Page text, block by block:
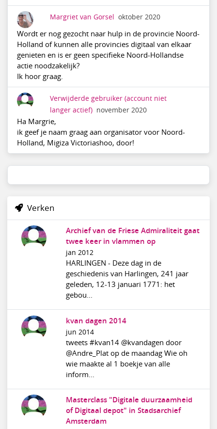
Margriet van Gorsel oktober 2020
Wordt er nog gezocht naar hulp in de provincie Noord-
Holland of kunnen alle provincies digitaal van elkaar
genieten en is er geen specifieke Noord-Hollandse
actie noodzakelijk?
Ik hoor graag.
Verwijderde gebruiker (account niet
langer actief) november 2020
Ha Margrie,
ik geef je naam graag aan organisator voor Noord-
Holland, Migiza Victoriashoo, door!
Verken
Archief van de Friese Admiraliteit gaat
twee keer in vlammen op
jan 2012
HARLINGEN - Deze dag in de
geschiedenis van Harlingen, 241 jaar
geleden, 12-13 januari 1771: het
gebou...
kvan dagen 2014
jun 2014
tweets #kvan14 @kvandagen door
@Andre_Plat op de maandag Wie oh
wie maakte al 1 boekje van alle
inform...
Masterclass "Digitale duurzaamheid
of Digitaal depot" in Stadsarchief
Amsterdam